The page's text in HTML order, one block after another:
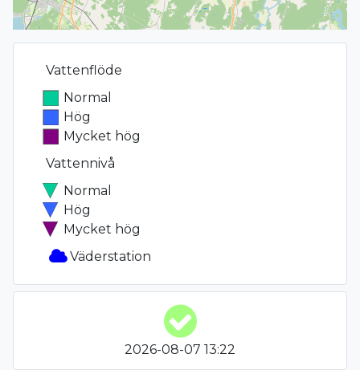
Vattenflöde
Normal
Hög
Mycket hög
Vattennivå
Normal
Hög
Mycket hög
Väderstation
2026-08-07 13:22